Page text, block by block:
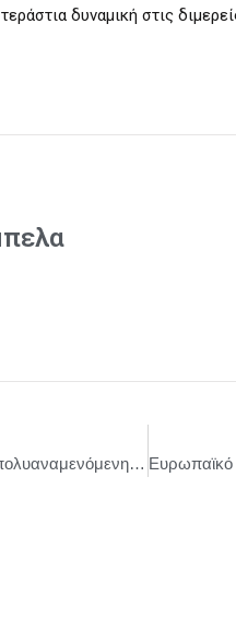
δυναμική στις
Νέες παραστάσεις στην Αθήνα για την πολυαναμενόμενη «Μήδεια» λόγω πρωτοφανούς ζήτησης. Στις 8 Ιουλίου έρχεται στο ολοκαίνουργιο θέατρο 1.200 θέσεων του Ζαππείου Μεγάρου